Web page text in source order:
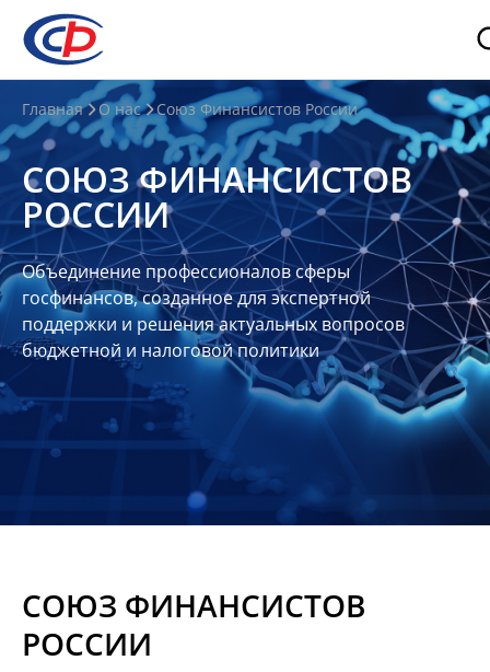
О
нас
О
СФР
Совет
Союза
Участники
Планы
отчеты
Контакты
Материалы
Главная О нас Союз Финансистов России
СОЮЗ ФИНАНСИСТОВ
РОССИИ
Объединение профессионалов сферы
госфинансов, созданное для экспертной
поддержки и решения актуальных вопросов
бюджетной и налоговой политики
СОЮЗ ФИНАНСИСТОВ
РОССИИ